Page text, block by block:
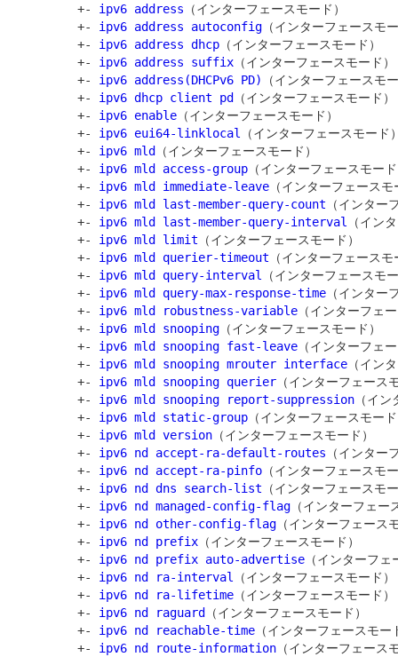
         +-
ipv6 address （インターフェースモード）
         +-
ipv6 address autoconfig （インターフェースモ
         +-
ipv6 address dhcp （インターフェースモード）
         +-
ipv6 address suffix （インターフェースモード）
         +-
ipv6 address(DHCPv6 PD)
（インターフェースモ
         +-
ipv6 dhcp client pd
（インターフェースモード）
         +-
ipv6 enable （インターフェースモード）
         +-
ipv6 eui64-linklocal
（インターフェースモード
         +-
ipv6 mld
（インターフェースモード）
         +-
ipv6 mld access-group （インターフェースモー
         +-
ipv6 mld immediate-leave （インターフェース
         +-
ipv6 mld last-member-query-count （インター
         +-
ipv6 mld last-member-query-interval
（イン
         +-
ipv6 mld limit （インターフェースモード）
         +-
ipv6 mld querier-timeout （インターフェース
         +-
ipv6 mld query-interval
（インターフェースモ
         +-
ipv6 mld query-max-response-time （インター
         +-
ipv6 mld robustness-variable （インターフェ
         +-
ipv6 mld snooping （インターフェースモード）
         +-
ipv6 mld snooping fast-leave （インターフェ
         +-
ipv6 mld snooping mrouter interface （イン
         +-
ipv6 mld snooping querier （インターフェース
         +-
ipv6 mld snooping report-suppression （イ
         +-
ipv6 mld static-group （インターフェースモー
         +-
ipv6 mld version （インターフェースモード）
         +-
ipv6 nd accept-ra-default-routes （インター
         +-
ipv6 nd accept-ra-pinfo （インターフェースモ
         +-
ipv6 nd dns search-list （インターフェースモ
         +-
ipv6 nd managed-config-flag （インターフェー
         +-
ipv6 nd other-config-flag （インターフェース
         +-
ipv6 nd prefix （インターフェースモード）
         +-
ipv6 nd prefix auto-advertise （インターフ
         +-
ipv6 nd ra-interval
（インターフェースモード）
         +-
ipv6 nd ra-lifetime （インターフェースモード）
         +-
ipv6 nd raguard
（インターフェースモード）
         +-
ipv6 nd reachable-time （インターフェースモー
         +-
ipv6 nd route-information （インターフェース